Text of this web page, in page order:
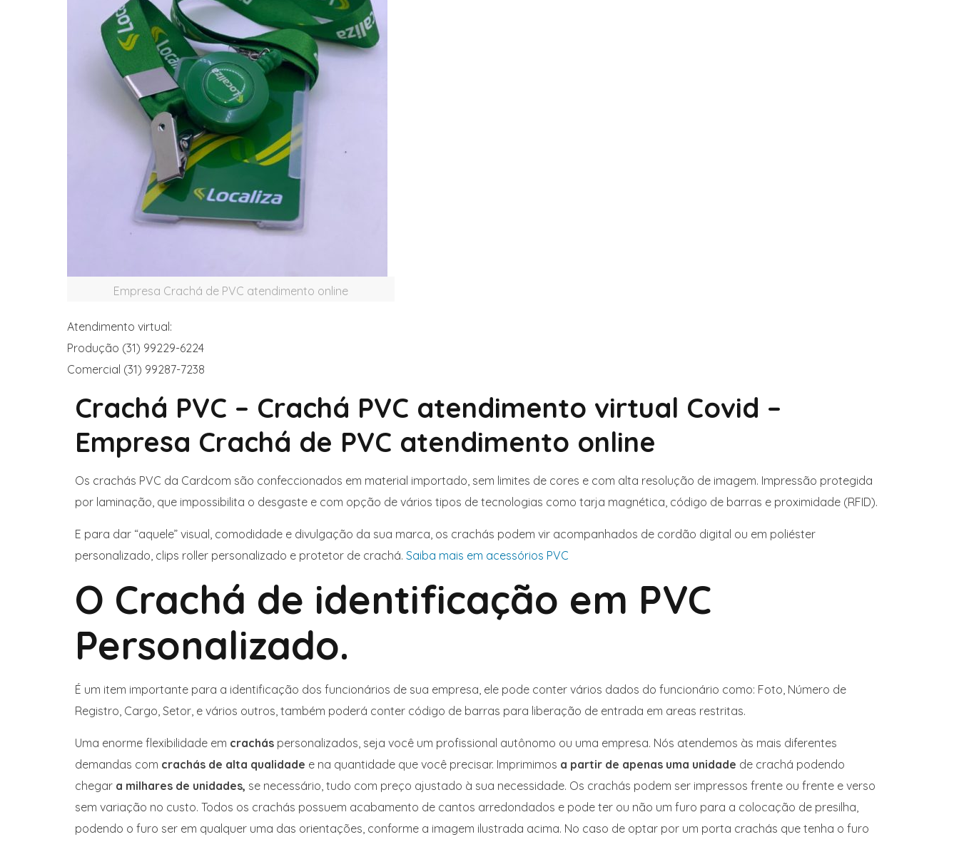
Empresa Crachá de PVC atendimento online
Atendimento virtual:
Produção (31) 99229-6224
Comercial (31) 99287-7238
Crachá PVC – Crachá PVC atendimento virtual Covid –
Empresa Crachá de PVC atendimento online
Os crachás PVC da Cardcom são confeccionados em material importado, sem limites de cores e com alta resolução de imagem. Impressão protegida
por laminação, que impossibilita o desgaste e com opção de vários tipos de tecnologias como tarja magnética, código de barras e proximidade (RFID).
E para dar “aquele” visual, comodidade e divulgação da sua marca, os crachás podem vir acompanhados de cordão digital ou em poliéster
personalizado, clips roller personalizado e protetor de crachá.Saiba mais em acessórios PVC
O Crachá de identificação em PVC
Personalizado.
É um item importante para a identificação dos funcionários de sua empresa, ele pode conter vários dados do funcionário como: Foto, Número de
Registro, Cargo, Setor, e vários outros, também poderá conter código de barras para liberação de entrada em areas restritas.
Uma enorme flexibilidade em crachás personalizados, seja você um profissional autônomo ou uma empresa. Nós atendemos às mais diferentes
demandas com crachás de alta qualidade e na quantidade que você precisar. Imprimimos a partir de apenas uma unidade de crachá podendo
chegar a milhares de unidades, se necessário, tudo com preço ajustado à sua necessidade. Os crachás podem ser impressos frente ou frente e verso
sem variação no custo. Todos os crachás possuem acabamento de cantos arredondados e pode ter ou não um furo para a colocação de presilha,
podendo o furo ser em qualquer uma das orientações, conforme a imagem ilustrada acima. No caso de optar por um porta crachás que tenha o furo